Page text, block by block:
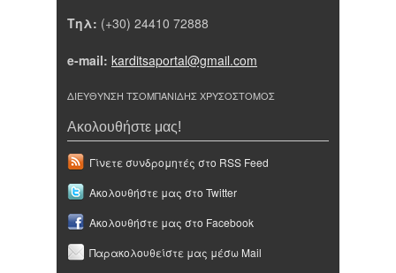
Τηλ: (+30) 24410 72888
e-mail: karditsaportal@gmail.com
ΔΙΕΥΘΥΝΣΗ ΤΣΟΜΠΑΝΙΔΗΣ ΧΡΥΣΟΣΤΟΜΟΣ
Ακολουθήστε μας!
Γίνετε συνδρομητές στο RSS Feed
Ακολουθήστε μας στο Twitter
Ακολουθήστε μας στο Facebook
Παρακολουθείστε μας μέσω Mail